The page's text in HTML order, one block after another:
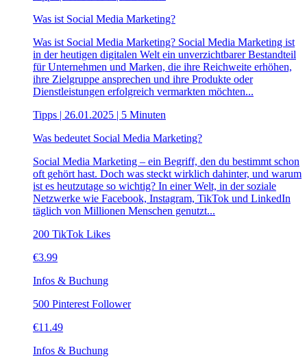
Was ist Social Media Marketing?
Was ist Social Media Marketing? Social Media Marketing ist
in der heutigen digitalen Welt ein unverzichtbarer Bestandteil
für Unternehmen und Marken, die ihre Reichweite erhöhen,
ihre Zielgruppe ansprechen und ihre Produkte oder
Dienstleistungen erfolgreich vermarkten möchten...
Tipps | 26.01.2025 | 5 Minuten
Was bedeutet Social Media Marketing?
Social Media Marketing – ein Begriff, den du bestimmt schon
oft gehört hast. Doch was steckt wirklich dahinter, und warum
ist es heutzutage so wichtig? In einer Welt, in der soziale
Netzwerke wie Facebook, Instagram, TikTok und LinkedIn
täglich von Millionen Menschen genutzt...
200 TikTok Likes
€3.99
Infos & Buchung
500 Pinterest Follower
€11.49
Infos & Buchung